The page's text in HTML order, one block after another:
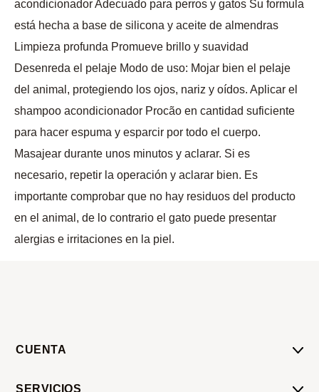
acondicionador Adecuado para perros y gatos Su formula
está hecha a base de silicona y aceite de almendras
Limpieza profunda Promueve brillo y suavidad
Desenreda el pelaje Modo de uso: Mojar bien el pelaje
del animal, protegiendo los ojos, nariz y oídos. Aplicar el
shampoo acondicionador Procão en cantidad suficiente
para hacer espuma y esparcir por todo el cuerpo.
Masajear durante unos minutos y aclarar. Si es
necesario, repetir la operación y aclarar bien. Es
importante comprobar que no hay residuos del producto
en el animal, de lo contrario el gato puede presentar
alergias e irritaciones en la piel.
CUENTA
SERVICIOS